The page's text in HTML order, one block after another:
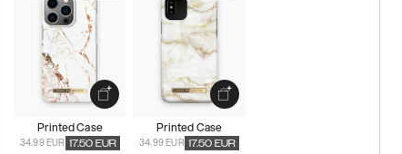
Printed Case
34.99 EUR 17.50 EUR
Printed Case
34.99 EUR 17.50 EUR